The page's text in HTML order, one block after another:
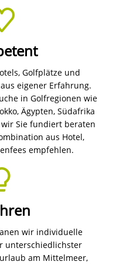
Golfplätze und
eigener Erfahrung.
in Golfregionen wie
Ägypten, Südafrika
Sie fundiert beraten
aus Hotel,
empfehlen.
wir individuelle
unterschiedlichster
am Mittelmeer,